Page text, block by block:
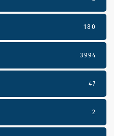
180
3994
47
2